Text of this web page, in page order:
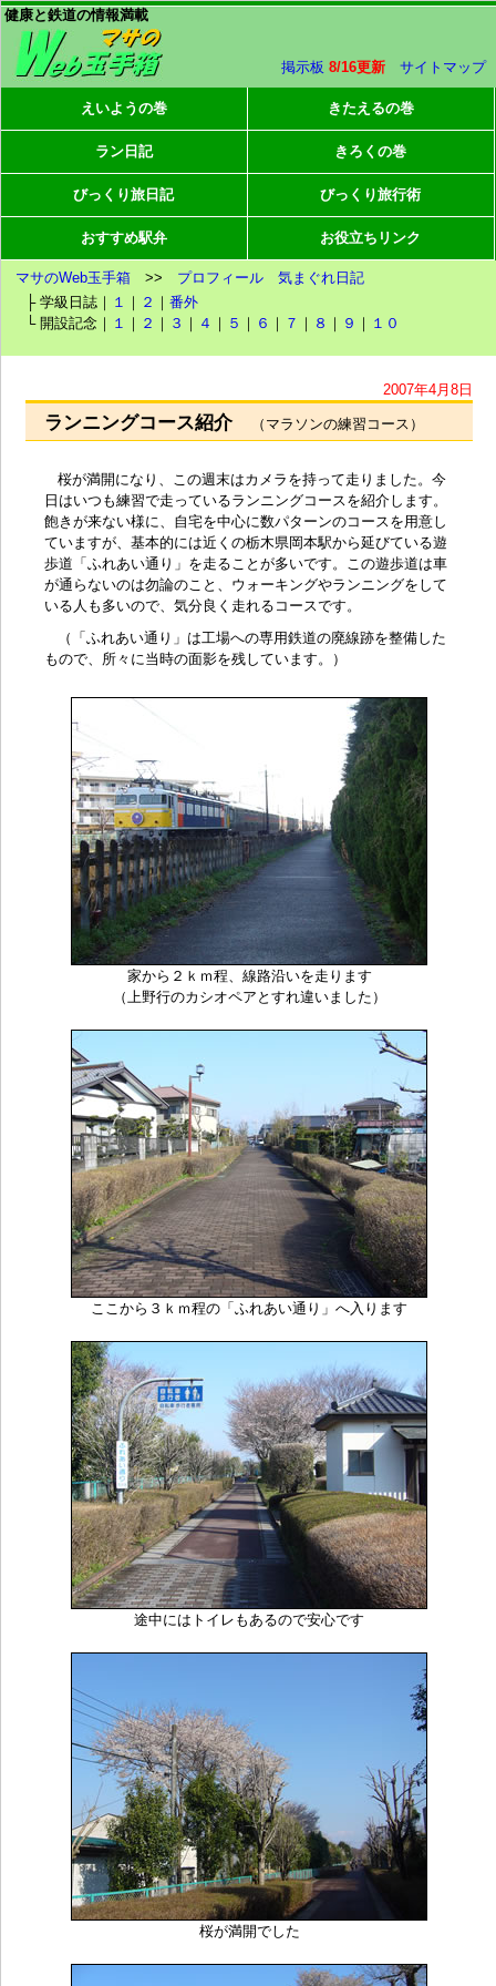
健康と鉄道の情報満載
掲示板 8/16更新 サイトマップ
えいようの巻 きたえるの巻
ラン日記 きろくの巻
びっくり旅日記 びっくり旅行術
おすすめ駅弁 お役立ちリンク
マサのWeb玉手箱 >> プロフィール
気まぐれ日記
├ 学級日誌｜ １ ｜ ２ ｜番外
└ 開設記念｜ １ ｜ ２ ｜ ３ ｜ ４ ｜ ５ ｜ ６ ｜ ７ ｜ ８ ｜ ９ ｜ １０
2007年4月8日
ランニングコース紹介 （マラソンの練習コース）
桜が満開になり、この週末はカメラを持って走りました。今
日はいつも練習で走っているランニングコースを紹介します。
飽きが来ない様に、自宅を中心に数パターンのコースを用意し
ていますが、基本的には近くの栃木県岡本駅から延びている遊
歩道「ふれあい通り」 を走ることが多いです。この遊歩道は車
が通らないのは勿論のこと、ウォーキングやランニングをして
いる人も多いので、気分良く走れるコースです。
（「ふれあい通り」は工場への専用鉄道の廃線跡を整備した
もので、所々に当時の面影を残しています。）
家から２ｋｍ程、線路沿いを走ります
（上野行のカシオペアとすれ違いました）
ここから３ｋｍ程の「ふれあい通り」へ入ります
途中にはトイレもあるので安心です
桜が満開でした